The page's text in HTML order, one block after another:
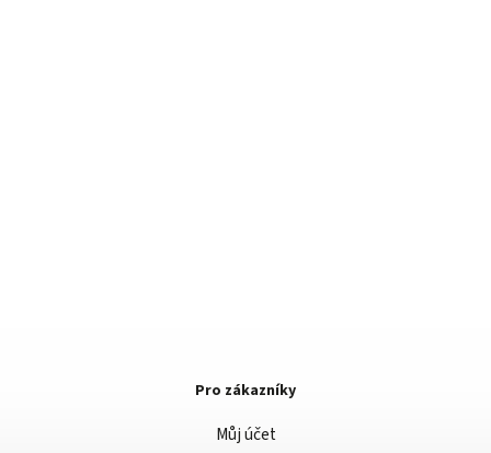
Pro zákazníky
Můj účet